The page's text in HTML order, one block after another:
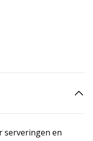
serveringen en